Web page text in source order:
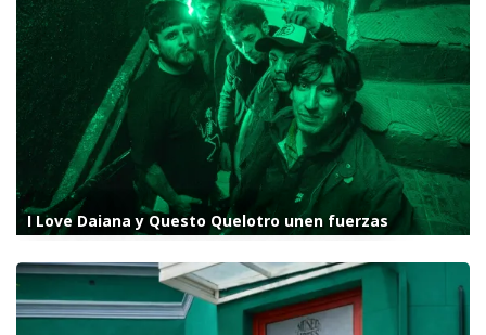
I Love Daiana y Questo Quelotro unen fuerzas